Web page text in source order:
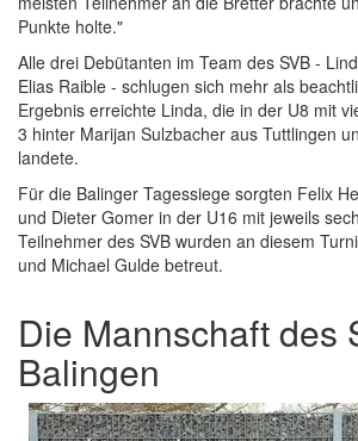
Punkte holte."
Alle drei Debütanten im Team des SVB -
Elias Raible - schlugen sich mehr als
Ergebnis erreichte Linda, die in der U8 mit
3 hinter Marijan Sulzbacher aus Tuttlingen
landete.
Für die Balinger Tagessiege sorgten Felix
und Dieter Gomer in der U16 mit jeweils
Teilnehmer des SVB wurden an diesem
und Michael Gulde betreut.
Die Mannschaft des
Balingen